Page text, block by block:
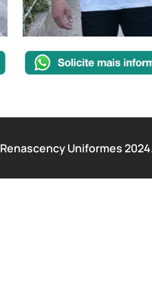
Renascency Uniformes